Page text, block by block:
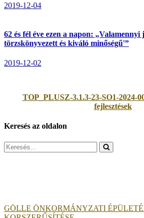
2019-12-04
62 és fél éve ezen a napon: „Valamennyi
törzskönyvezett és kiváló minőségű'”
2019-12-02
TOP_PLUSZ-3.1.3-23-SO1-2024-
fejlesztések
Keresés az oldalon
Search
for:
GÖLLE ÖNKORMÁNYZATI